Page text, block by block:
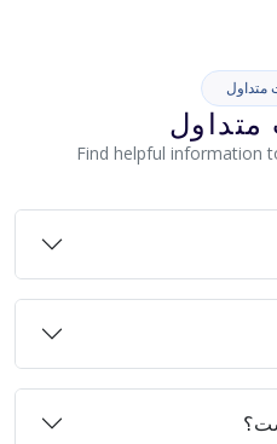
متداول
متداول
Find helpful information